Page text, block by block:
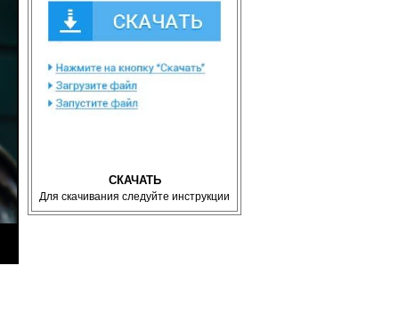
СКАЧАТЬ
Для скачивания следуйте инструкции